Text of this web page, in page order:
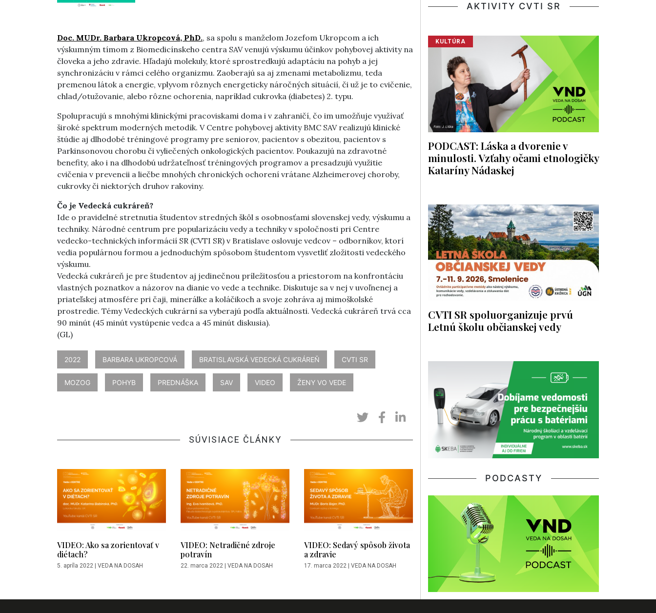
Doc. MUDr. Barbara Ukropcová, PhD., sa spolu s manželom Jozefom Ukropcom a ich
výskumným tímom z Biomedicínskeho centra SAV venujú výskumu účinkov pohybovej aktivity na
človeka a jeho zdravie. Hľadajú molekuly, ktoré sprostredkujú adaptáciu na pohyb a jej
synchronizáciu v rámci celého organizmu. Zaoberajú sa aj zmenami metabolizmu, teda
premenou látok a energie, vplyvom rôznych energeticky náročných situácií, či už je to cvičenie,
chlad/otužovanie, alebo rôzne ochorenia, napríklad cukrovka (diabetes) 2. typu.
Spolupracujú s mnohými klinickými pracoviskami doma i v zahraničí, čo im umožňuje využívať
široké spektrum moderných metodík. V Centre pohybovej aktivity BMC SAV realizujú klinické
štúdie aj dlhodobé tréningové programy pre seniorov, pacientov s obezitou, pacientov s
Parkinsonovou chorobu či vyliečených onkologických pacientov. Poukazujú na zdravotné
benefity, ako i na dlhodobú udržateľnosť tréningových programov a presadzujú využitie
cvičenia v prevencii a liečbe mnohých chronických ochorení vrátane Alzheimerovej choroby,
cukrovky či niektorých druhov rakoviny.
Čo je Vedecká cukráreň?
Ide o pravidelné stretnutia študentov stredných škôl s osobnosťami slovenskej vedy, výskumu a
techniky. Národné centrum pre popularizáciu vedy a techniky v spoločnosti pri Centre
vedecko-technických informácií SR (CVTI SR) v Bratislave oslovuje vedcov – odborníkov, ktorí
vedia populárnou formou a jednoduchým spôsobom študentom vysvetliť zložitosti vedeckého
výskumu.
Vedecká cukráreň je pre študentov aj jedinečnou príležitosťou a priestorom na konfrontáciu
vlastných poznatkov a názorov na dianie vo vede a technike. Diskutuje sa v nej v uvoľnenej a
priateľskej atmosfére pri čaji, minerálke a koláčikoch a svoje zohráva aj mimoškolské
prostredie. Témy Vedeckých cukrární sa vyberajú podľa aktuálnosti. Vedecká cukráreň trvá cca
90 minút (45 minút vystúpenie vedca a 45 minút diskusia).
(GL)
2022 BARBARA UKROPCOVÁ BRATISLAVSKÁ VEDECKÁ CUKRÁREŇ CVTI SR
MOZOG POHYB PREDNÁŠKA SAV VIDEO ŽENY VO VEDE
SÚVISIACE ČLÁNKY
VIDEO: Ako sa zorientovať v
diétach?
5. apríla 2022 VEDA NA DOSAH
VIDEO: Netradičné zdroje
potravín
22. marca 2022 VEDA NA DOSAH
VIDEO: Sedavý spôsob života
a zdravie
17. marca 2022 VEDA NA DOSAH
AKTIVITY CVTI SR
KULTÚRA
PODCAST: Láska a dvorenie v
minulosti. Vzťahy očami etnologičky
Kataríny Nádaskej
CVTI SR spoluorganizuje prvú
Letnú školu občianskej vedy
PODCASTY